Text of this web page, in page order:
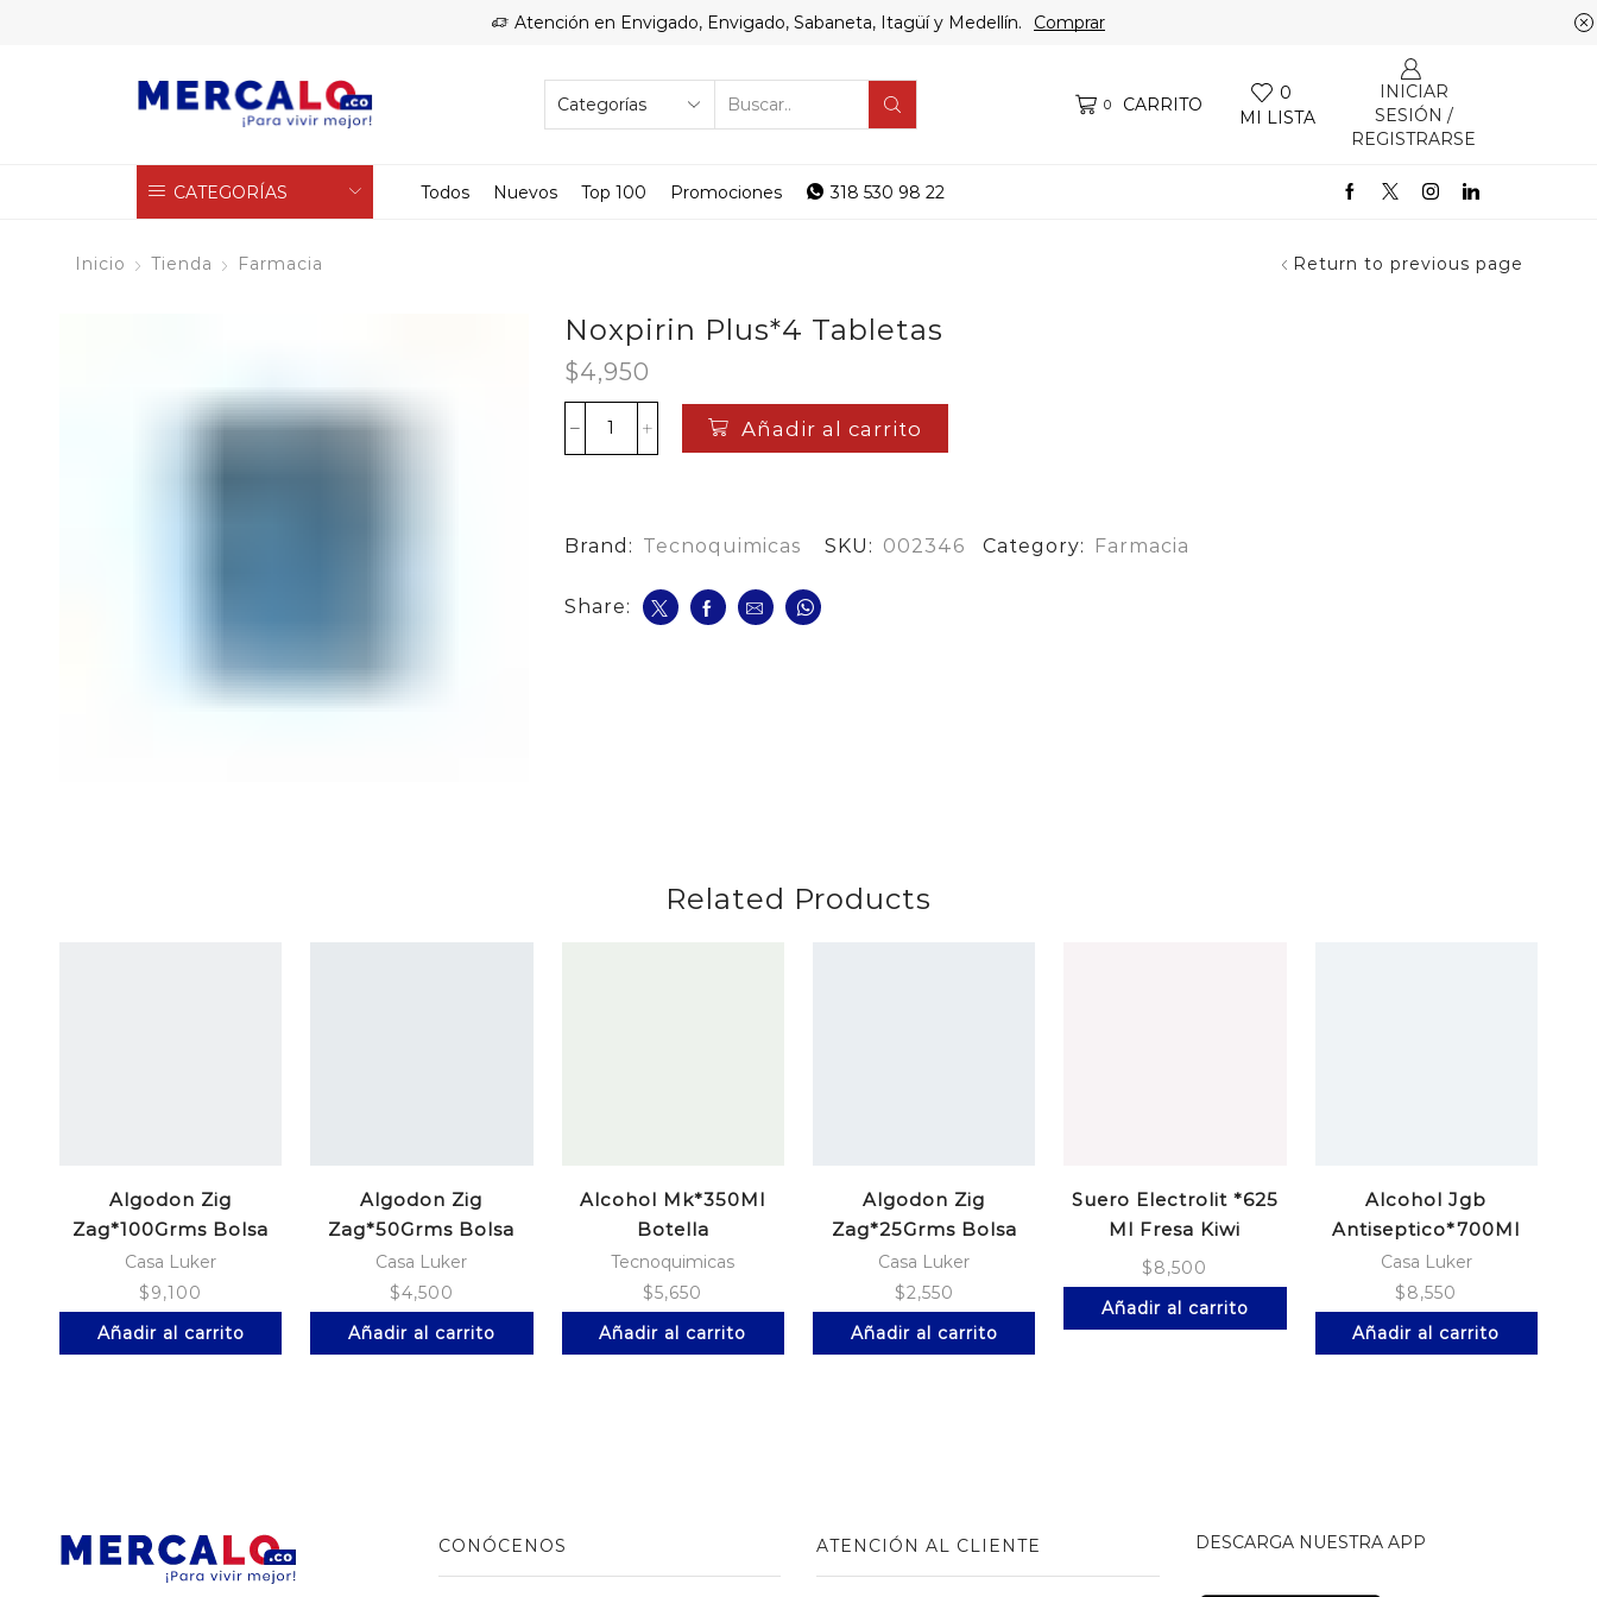
Atención en Envigado, Envigado, Sabaneta, Itagüí y Medellín. Comprar
SEARCH
0 CARRITO
0
MI LISTA
INICIAR
SESIÓN /
REGISTRARSE
CATEGORÍAS Todos Nuevos Top 100 Promociones 318 530 98 22
Inicio Tienda Farmacia Return to previous page
Noxpirin Plus*4 Tabletas
$4,950
Noxpirin
Plus*4
Añadir al carrito
Brand: Tecnoquimicas SKU: 002346 Category: Farmacia
Share:
Related Products
Algodon Zig
Zag*100Grms Bolsa
Casa Luker
$9,100
Añadir al carrito
Algodon Zig
Zag*50Grms Bolsa
Casa Luker
$4,500
Añadir al carrito
Alcohol Mk*350Ml
Botella
Tecnoquimicas
$5,650
Añadir al carrito
Algodon Zig
Zag*25Grms Bolsa
Casa Luker
$2,550
Añadir al carrito
Suero Electrolit *625
Ml Fresa Kiwi
$8,500
Añadir al carrito
Alcohol Jgb
Antiseptico*700Ml
Casa Luker
$8,550
Añadir al carrito
CONÓCENOS ATENCIÓN AL CLIENTE DESCARGA NUESTRA APP